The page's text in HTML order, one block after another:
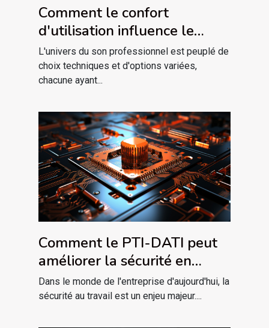
Comment le confort
d'utilisation influence le
choix d'un casque studio pour
les sessions prolongées
L'univers du son professionnel est peuplé de
choix techniques et d'options variées,
chacune ayant...
Comment le PTI-DATI peut
améliorer la sécurité en
entreprise
Dans le monde de l'entreprise d'aujourd'hui, la
sécurité au travail est un enjeu majeur....